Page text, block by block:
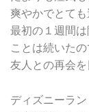
爽やかでとて
最初の１週間
ことは続いた
友人との再会
ディズニーラン